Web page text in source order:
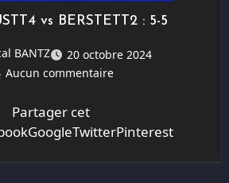
vs BERSTETT2 : 5-5
BANTZ
20 octobre 2024
Aucun commentaire
Partager cet